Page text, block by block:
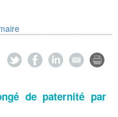
de paternité par